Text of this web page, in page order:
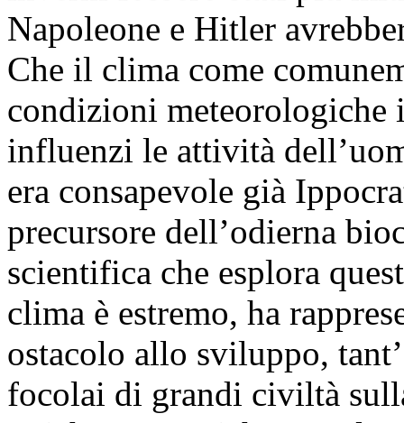
Napoleone e Hitler
Che il clima come
condizioni meteorologiche
influenzi le attività
era consapevole già
precursore dell’odierna
scientifica che esplora
clima è estremo, ha
ostacolo allo sviluppo,
focolai di grandi civiltà